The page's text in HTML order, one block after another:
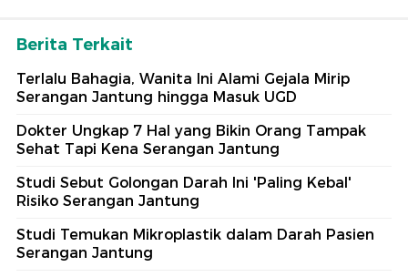
Berita Terkait
Terlalu Bahagia, Wanita Ini Alami Gejala Mirip
Serangan Jantung hingga Masuk UGD
Dokter Ungkap 7 Hal yang Bikin Orang Tampak
Sehat Tapi Kena Serangan Jantung
Studi Sebut Golongan Darah Ini 'Paling Kebal'
Risiko Serangan Jantung
Studi Temukan Mikroplastik dalam Darah Pasien
Serangan Jantung